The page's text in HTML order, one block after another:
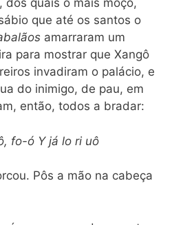
dos quais o mais moço,
que até os santos o
amarraram um
para mostrar que Xangô
invadiram o palácio, e
do inimigo, de pau, em
então, todos a bradar:
fo-ó Y já lo ri uô
Pôs a mão na cabeça